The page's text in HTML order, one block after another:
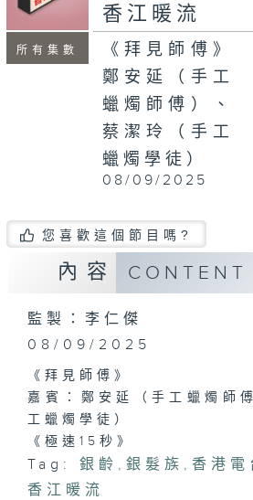
所有集數
香江暖流
《拜見師傅》
鄭安延（手工
蠟燭師傅）、
蔡潔玲（手工
蠟燭學徒）
08/09/2025
您喜歡這個節目嗎?
內容 CONTENT
監製：李仁傑
08/09/2025
《拜見師傅》
嘉賓：鄭安延（手工蠟燭師
工蠟燭學徒）
《極速15秒》
Tag: 銀齡 , 銀髮族 , 香港電
香江暖流